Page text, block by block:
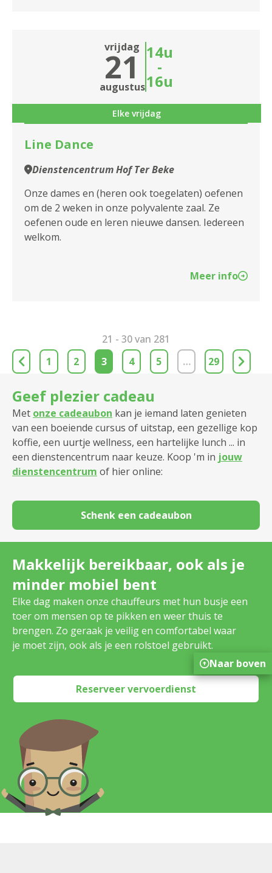
vrijdag
21
augustus
14u
-
16u
Elke vrijdag
Line Dance
Dienstencentrum Hof Ter Beke
Onze dames en (heren ook toegelaten) oefenen
om de 2 weken in onze polyvalente zaal. Ze
oefenen oude en leren nieuwe dansen. Iedereen
welkom.
Meer info
21 - 30 van 281
1
2 3 4 5 … 29
Geef plezier cadeau
Met onze cadeaubon kan je iemand laten genieten
van een boeiende cursus of uitstap, een gezellige kop
koffie, een uurtje wellness, een hartelijke lunch ... in
een dienstencentrum naar keuze. Koop 'm in jouw
dienstencentrum of hier online:
Schenk een cadeaubon
Makkelijk bereikbaar, ook als je
minder mobiel bent
Elke dag maken onze chauffeurs met hun busje een
toer om mensen op te pikken en weer thuis te
brengen. Zo geraak je veilig en comfortabel waar
je moet zijn, ook als je een rolstoel gebruikt.
Reserveer vervoerdienst
Naar boven